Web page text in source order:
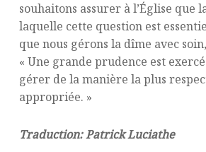
souhaitons assurer à l’Église que
laquelle cette question est
que nous gérons la dîme avec
« Une grande prudence est
gérer de la manière la plus
appropriée. »
Traduction: Patrick Luciathe